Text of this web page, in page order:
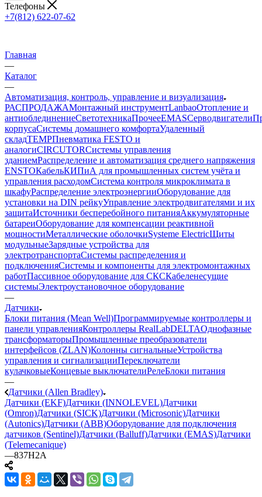
Телефоны
+7(812) 622-07-62
Главная
—
Каталог
—
Автоматизация, контроль, управление и визуализация
РАСПРОДАЖАМонтажный инструментLanbaoОтопление и
антиоблединениеСветотехникаПрочееEMASCерводвигатели
корпусаСистемы домашнего комфортаУдаленный
складTEMPПневматика FESTO и
аналогиCIRCUTORСистемы управления
зданиемРаспределение и автоматизация среднего напряжения
ENSTOКабельКИПиА для промышленных систем учёта и
управления расходомСистема контроля микроклимата в
шкафуРаспределение электроэнергииОборудование для
установки на DIN рейкуУправление электродвигателями и их
защитаИсточники бесперебойного питанияАккумуляторные
батареиОборудование для компенсации реактивной
мощностиМеталлические оболочкиSysteme ElectricЩиты
модульныеЗарядные устройства для
электротранспортаСистемы распределения и
подключенияСистемы и компоненты для электромонтажных
работПассивное оборудование для СКСКабеленесущие
системыЭлектроустановочное оборудование
—
Датчики
Блоки питания (Mean Well)Программируемые контроллеры и
панели управленияКонтроллеры RealLabDELTAОднофазные
трансформаторыПромышленные преобразователи
интерфейсов (ZLAN)Колонны сигнальныеУстройства
управления и сигнализацииПереключатели
кулачковыеКонцевые выключателиРелеБлоки питания
—
Датчики (Allen Bradley)
Датчики (EKF)Датчики (INNOLEVEL)Датчики
(Omron)Датчики (SICK)Датчики (Microsonic)Датчики
(Autonics)Датчики (ABB)Оборудование для подключения
датчиков (Sentinel)Датчики (Balluff)Датчики (EMAS)Датчики
(Telemecanique)
—837H2A